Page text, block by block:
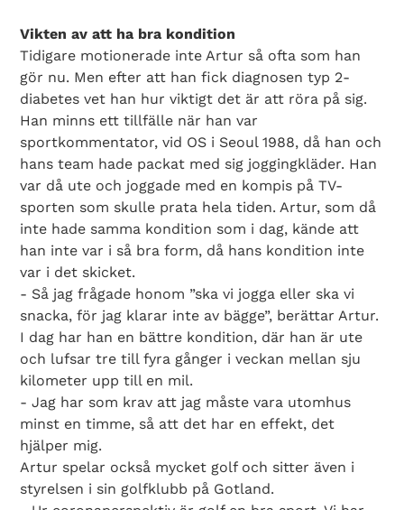
Vikten av att ha bra kondition
Tidigare motionerade inte Artur så ofta som han
gör nu. Men efter att han fick diagnosen typ 2-
diabetes vet han hur viktigt det är att röra på sig.
Han minns ett tillfälle när han var
sportkommentator, vid OS i Seoul 1988, då han och
hans team hade packat med sig joggingkläder. Han
var då ute och joggade med en kompis på TV-
sporten som skulle prata hela tiden. Artur, som då
inte hade samma kondition som i dag, kände att
han inte var i så bra form, då hans kondition inte
var i det skicket.
- Så jag frågade honom ”ska vi jogga eller ska vi
snacka, för jag klarar inte av bägge”, berättar Artur.
I dag har han en bättre kondition, där han är ute
och lufsar tre till fyra gånger i veckan mellan sju
kilometer upp till en mil.
- Jag har som krav att jag måste vara utomhus
minst en timme, så att det har en effekt, det
hjälper mig.
Artur spelar också mycket golf och sitter även i
styrelsen i sin golfklubb på Gotland.